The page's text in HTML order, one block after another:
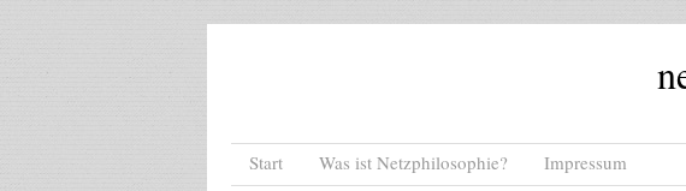
Menu
Skip to content
Start Was ist Netzphilosophie? Impressum